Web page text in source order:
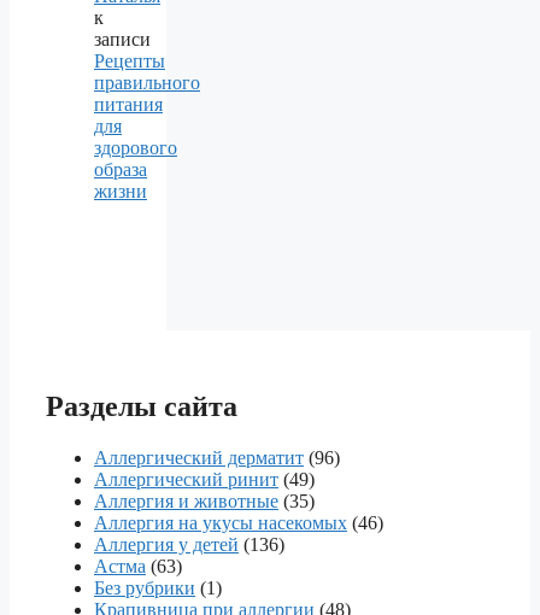
к
записи
Рецепты
правильного
питания
для
здорового
образа
жизни
Разделы сайта
Аллергический дерматит (96)
Аллергический ринит (49)
Аллергия и животные (35)
Аллергия на укусы насекомых (46)
Аллергия у детей (136)
Астма (63)
Без рубрики (1)
Крапивница при аллергии (48)